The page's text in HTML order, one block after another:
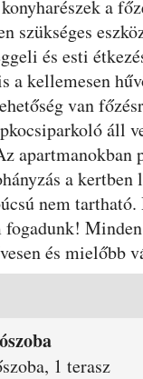
a
szükséges
és esti
a kellemesen
van
áll
apartmanokban
a kertben
nem tartható.
fogadunk!
és mielőbb
1 terasz